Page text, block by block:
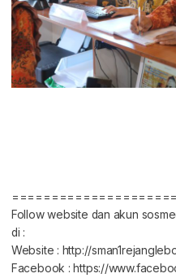
Follow website dan akun
di :
Website : http://
Facebook : https://